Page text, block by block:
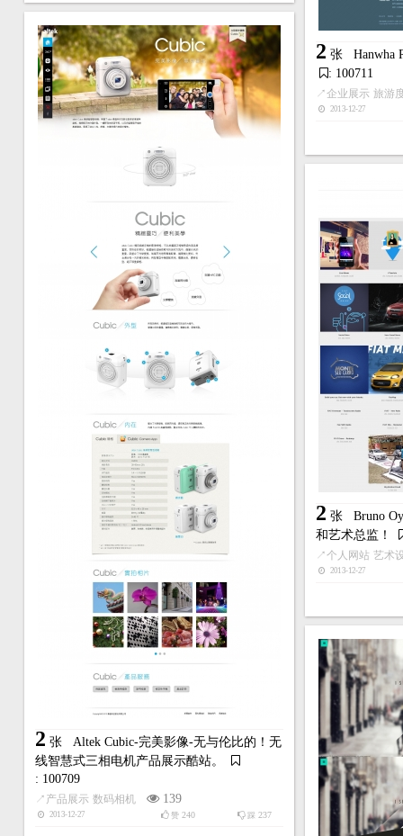
2 张 Hanwha
: 100711
↗企业展示 旅游
2013-12-27
2 张 Altek Cubic-完美影像-无与伦比的！无
线智慧式三相电机产品展示酷站。
: 100709
↗ 产品展示 数码相机 139
2013-12-27 踩 237
赞 240
2 张 Bruno
和艺术总监！
↗个人网站 艺术
2013-12-27